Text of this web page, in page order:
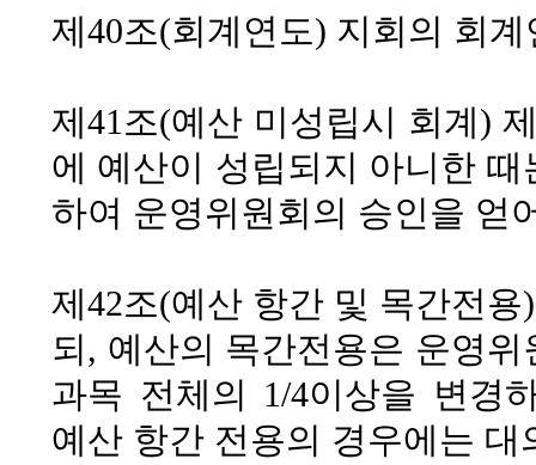
제40조(회계연도) 지회의 회
제41조(예산 미성립시 회계)
에 예산이 성립되지 아니한
하여 운영위원회의 승인을 얻
제42조(예산 항간 및 목간전용)
되, 예산의 목간전용은 운영
과목 전체의 1/4이상을 변경
예산 항간 전용의 경우에는